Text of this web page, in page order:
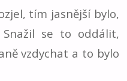
tím jasnější bylo,
se to oddálit,
vzdychat a to bylo